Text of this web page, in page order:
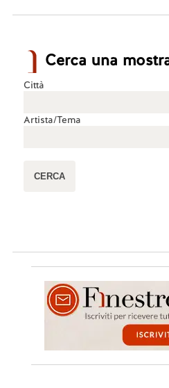
Cerca una
Città
Artista/Tema